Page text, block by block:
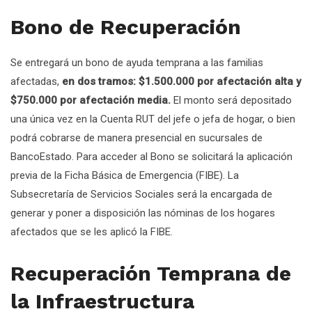
Bono de Recuperación
Se entregará un bono de ayuda temprana a las familias
afectadas, en dos tramos: $1.500.000 por afectación alta y
$750.000 por afectación media. El monto será depositado
una única vez en la Cuenta RUT del jefe o jefa de hogar, o bien
podrá cobrarse de manera presencial en sucursales de
BancoEstado. Para acceder al Bono se solicitará la aplicación
previa de la Ficha Básica de Emergencia (FIBE). La
Subsecretaría de Servicios Sociales será la encargada de
generar y poner a disposición las nóminas de los hogares
afectados que se les aplicó la FIBE.
Recuperación Temprana de
la Infraestructura